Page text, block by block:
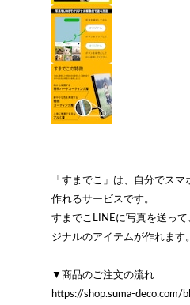
「すまでこ」は、自分でス
作れるサービスです。
すまでこLINEに写真を送っ
ジナルのアイテムが作れます。
▼商品のご注文の流れ
https://shop.suma-